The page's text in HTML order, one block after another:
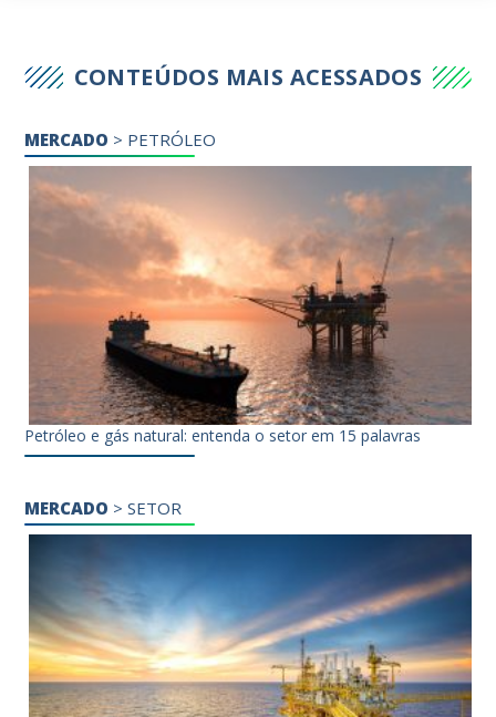
CONTEÚDOS MAIS ACESSADOS
MERCADO > PETRÓLEO
Petróleo e gás natural: entenda o setor em 15 palavras
MERCADO >SETOR